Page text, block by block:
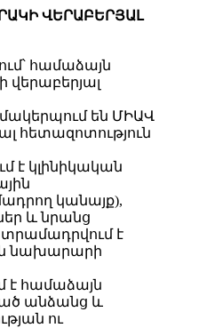
ՎԵՐԱԲԵՐՅԱԼ
համաձայն
են ՄԻԱՎ
հետազոտություն
է կլինիկական
կանայք),
և նրանց
տրամադրվում է
նախարարի
է համաձայն
անձանց և
ու